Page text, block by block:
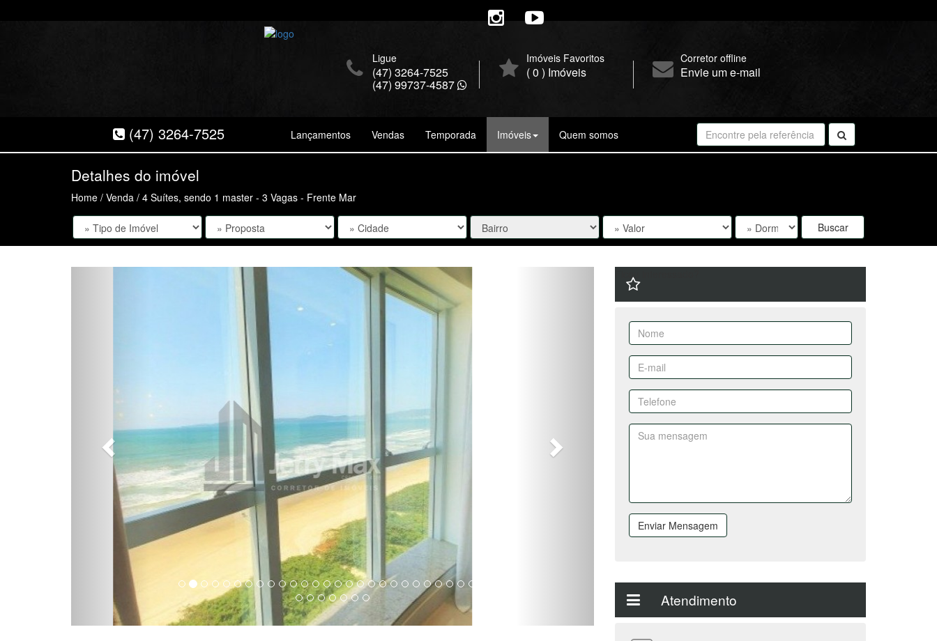
Ligue
(47) 3264-7525
(47) 99737-4587
Imóveis Favoritos
(0 ) Imóveis
Corretor offline
Envie um e-mail
(47) 3264-7525 Lançamentos Vendas Temporada Imóveis Quem somos
Detalhes do imóvel
Home / Venda / 4 Suítes, sendo 1 master - 3 Vagas - Frente Mar
Buscar
Ficou interessado?
Enviar Mensagem
Atendimento